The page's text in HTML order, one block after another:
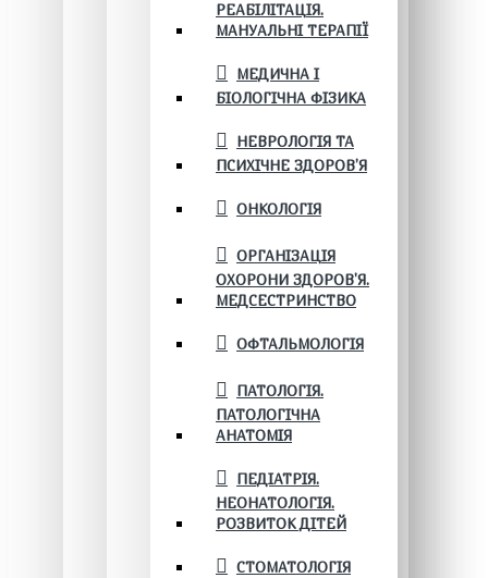
РЕАБІЛІТАЦІЯ.
МАНУАЛЬНІ ТЕРАПІЇ
МЕДИЧНА І
БІОЛОГІЧНА ФІЗИКА
НЕВРОЛОГІЯ ТА
ПСИХІЧНЕ ЗДОРОВ’Я
ОНКОЛОГІЯ
ОРГАНІЗАЦІЯ
ОХОРОНИ ЗДОРОВ'Я.
МЕДСЕСТРИНСТВО
ОФТАЛЬМОЛОГІЯ
ПАТОЛОГІЯ.
ПАТОЛОГІЧНА
АНАТОМІЯ
ПЕДІАТРІЯ.
НЕОНАТОЛОГІЯ.
РОЗВИТОК ДІТЕЙ
СТОМАТОЛОГІЯ